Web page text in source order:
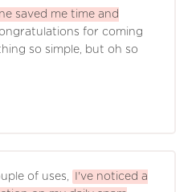
saved me time and
for coming
so simple, but oh so
of uses,
I've noticed a